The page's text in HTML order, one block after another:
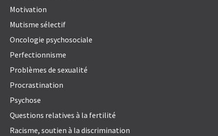
Motivation
Mutisme sélectif
Oncologie psychosociale
Perfectionnisme
Problèmes de sexualité
Procrastination
Psychose
Questions relatives à la fertilité
Racisme, soutien à la discrimination